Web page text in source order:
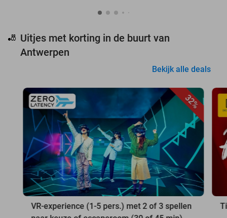
🎳 Uitjes met korting in de buurt van
Antwerpen
Bekijk alle deals
32%
VR-experience (1-5 pers.) met 2 of 3 spellen